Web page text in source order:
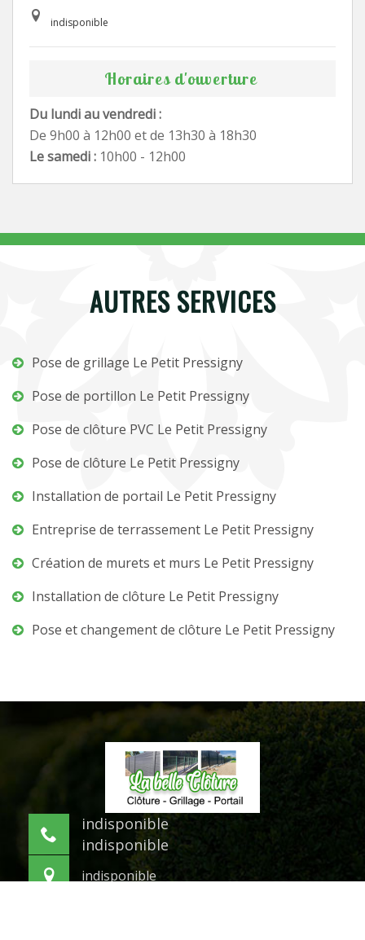
indisponible
Horaires d'ouverture
Du lundi au vendredi :
De 9h00 à 12h00 et de 13h30 à 18h30
Le samedi : 10h00 - 12h00
AUTRES SERVICES
Pose de grillage Le Petit Pressigny
Pose de portillon Le Petit Pressigny
Pose de clôture PVC Le Petit Pressigny
Pose de clôture Le Petit Pressigny
Installation de portail Le Petit Pressigny
Entreprise de terrassement Le Petit Pressigny
Création de murets et murs Le Petit Pressigny
Installation de clôture Le Petit Pressigny
Pose et changement de clôture Le Petit Pressigny
indisponible
indisponible
indisponible